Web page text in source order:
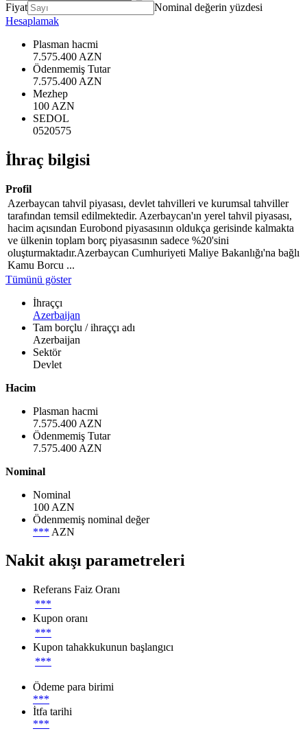
Fiyat
Nominal değerin yüzdesi
Hesaplamak
Plasman hacmi
7.575.400 AZN
Ödenmemiş Tutar
7.575.400 AZN
Mezhep
100 AZN
SEDOL
0520575
İhraç bilgisi
Profil
Azerbaycan tahvil piyasası, devlet tahvilleri ve kurumsal tahviller
tarafından temsil edilmektedir. Azerbaycan'ın yerel tahvil piyasası,
hacim açısından Eurobond piyasasının oldukça gerisinde kalmakta
ve ülkenin toplam borç piyasasının sadece %20'sini
oluşturmaktadır.Azerbaycan Cumhuriyeti Maliye Bakanlığı'na bağlı
Kamu Borcu ...
Tümünü göster
İhraççı
Azerbaijan
Tam borçlu / ihraççı adı
Azerbaijan
Sektör
Devlet
Hacim
Plasman hacmi
7.575.400 AZN
Ödenmemiş Tutar
7.575.400 AZN
Nominal
Nominal
100 AZN
Ödenmemiş nominal değer
*** AZN
Nakit akışı parametreleri
Referans Faiz Oranı
***
Kupon oranı
***
Kupon tahakkukunun başlangıcı
***
Ödeme para birimi
***
İtfa tarihi
***